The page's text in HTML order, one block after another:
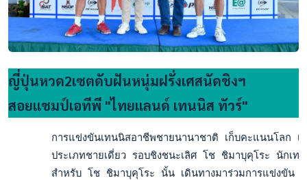
ญี่ปุ่นหวด2เซตดับฝันหนุ่มฝรั่งเศสนัดชิงฯ
สอยแชมป์เอทีพี "ไทยแลนด์ เทนนิส ทัวร์"
การแข่งขันเทนนิสอาชีพชายนานาชาติ เก็บคะแนนโลก
ประเภทชายเดี่ยว รอบชิงชนะเลิศ โช ชิมาบุคุโระ นัก
สำหรับ โช ชิมาบุคุโระ นั้น เดินทางมาร่วมการแข่งขัน